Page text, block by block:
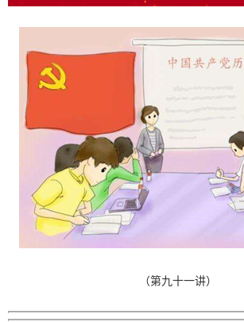
（第九十一讲）